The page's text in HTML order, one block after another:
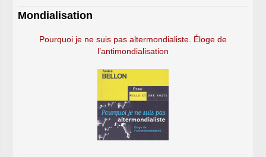
Mondialisation
Pourquoi je ne suis pas altermondialiste. Éloge de
l’antimondialisation